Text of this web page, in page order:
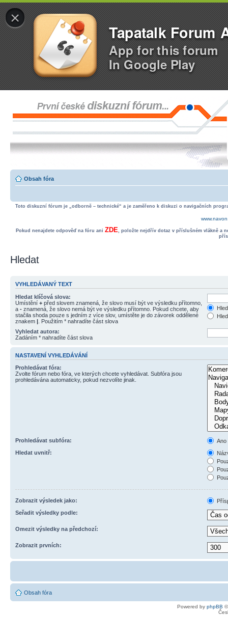
×
Tapatalk Forum
App for this forum
In Google Play
Obsah fóra
Toto diskuzní fórum je „odborně – technické“ a je zaměřeno k diskuzi o navigačních
Pokud nenajdete odpověď na fóru ani ZDE, položte nejdřív dotaz v příslušném vlákně a
Hledat
VYHLEDÁVANÝ TEXT
Hledat klíčová slova:
Umístění + před slovem znamená, že slovo musí být ve výsledku přítomno,
a - znamená, že slovo nemá být ve výsledku přítomno. Pokud chcete, aby
stačila shoda pouze s jedním z více slov, umístěte je do závorek oddělené
znakem | . Použitím * nahradíte část slova
Vyhledat autora:
Zadáním * nahradíte část slova
NASTAVENÍ VYHLEDÁVÁNÍ
Prohledávat fóra:
Zvolte fórum nebo fóra, ve kterých chcete vyhledávat. Subfóra jsou
prohledávána automaticky, pokud nezvolíte jinak.
Prohledávat subfóra:
Ano
Hledat uvnitř:
Zobrazit výsledek jako:
Seřadit výsledky podle:
Omezit výsledky na předchozí:
Zobrazit prvních:
Obsah fóra
Powered by phpBB